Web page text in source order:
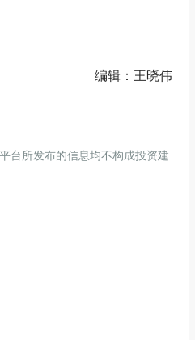
编辑：王晓伟
台所发布的信息均不构成投资建